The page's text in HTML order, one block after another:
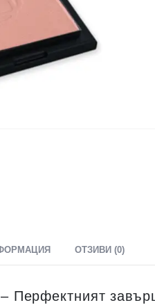
ОТЗИВИ (0)
Перфектният